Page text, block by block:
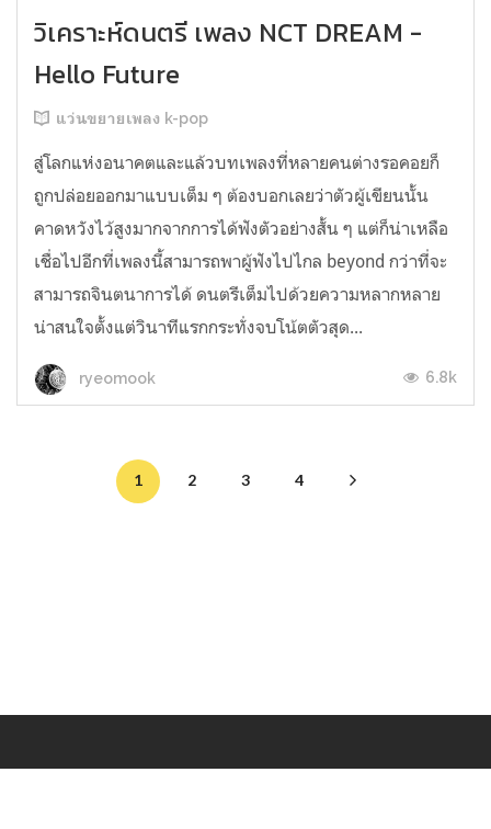
วิเคราะห์ดนตรี เพลง NCT DREAM -
Hello Future
แว่นขยายเพลง k-pop
สู่โลกแห่งอนาคตและแล้วบทเพลงที่หลายคนต่างรอคอยก็
ถูกปล่อยออกมาแบบเต็ม ๆ ต้องบอกเลยว่าตัวผู้เขียนนั้น
คาดหวังไว้สูงมากจากการได้ฟังตัวอย่างสั้น ๆ แต่ก็น่าเหลือ
เชื่อไปอีกที่เพลงนี้สามารถพาผู้ฟังไปไกล beyond กว่าที่จะ
สามารถจินตนาการได้ ดนตรีเต็มไปด้วยความหลากหลาย
น่าสนใจตั้งแต่วินาทีแรกกระทั่งจบโน้ตตัวสุด...
ryeomook 6.8k
1 2 3 4